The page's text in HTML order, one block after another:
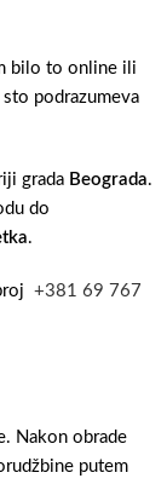
bilo to online ili
podrazumeva
grada Beograda.
do
.
+381 69 767
Nakon obrade
putem